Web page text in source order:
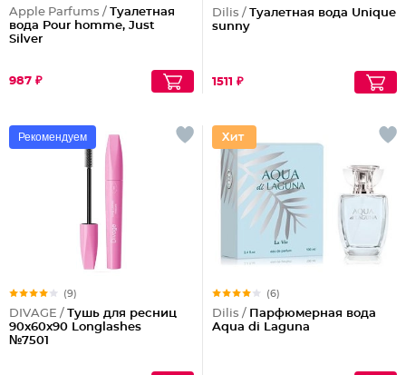
Apple Parfums / Туалетная
вода Pour homme, Just
Silver
987 ₽
Dilis / Туалетная вода Unique
sunny
1511 ₽
Рекомендуем
(9)
DIVAGE / Тушь для ресниц
90x60x90 Longlashes
№7501
(6)
Dilis / Парфюмерная вода
Aqua di Laguna